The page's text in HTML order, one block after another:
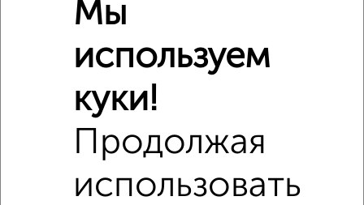
Мы
используем
куки!
Продолжая
использовать